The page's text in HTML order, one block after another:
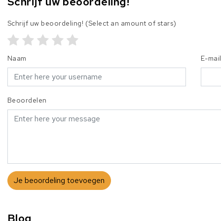
Schrijf uw beoordeling! (Select an amount of stars)
Naam E-mail
Beoordelen
Je beoordeling toevoegen